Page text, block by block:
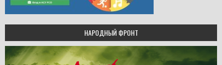
НАРОДНЫЙ ФРОНТ